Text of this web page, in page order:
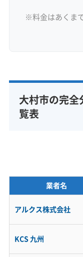
※料金はあくま
大村市の完
覧表
業者名
アルクス株式会社
KCS 九州